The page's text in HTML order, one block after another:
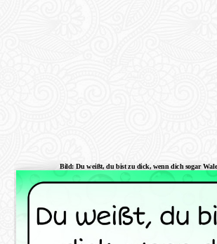
Bild: Du weißt, du bist zu dick, wenn dich sogar